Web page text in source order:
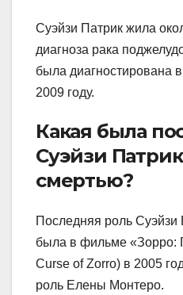
Суэйзи Патрик жила
диагноза рака
была диагностирована
2009 году.
Какая была
Суэйзи
смертью?
Последняя роль
была в фильме «Зорро:
Curse of Zorro) в 2005
роль Елены Монтеро.